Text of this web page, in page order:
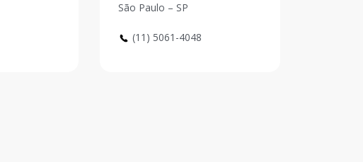
São Paulo – SP
(11) 5061-4048